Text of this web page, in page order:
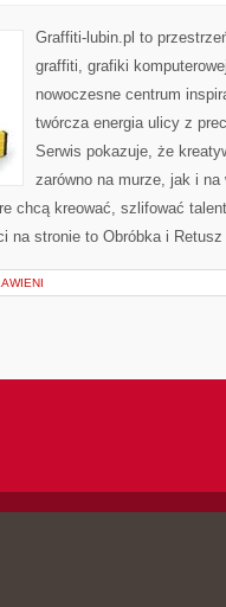
Graffiti-lubin.pl to
graffiti, grafiki
nowoczesne centrum
twórcza energia ulicy z
Serwis pokazuje, że
zarówno na murze, jak i
chcą kreować, szlifować
na stronie to Obróbka i